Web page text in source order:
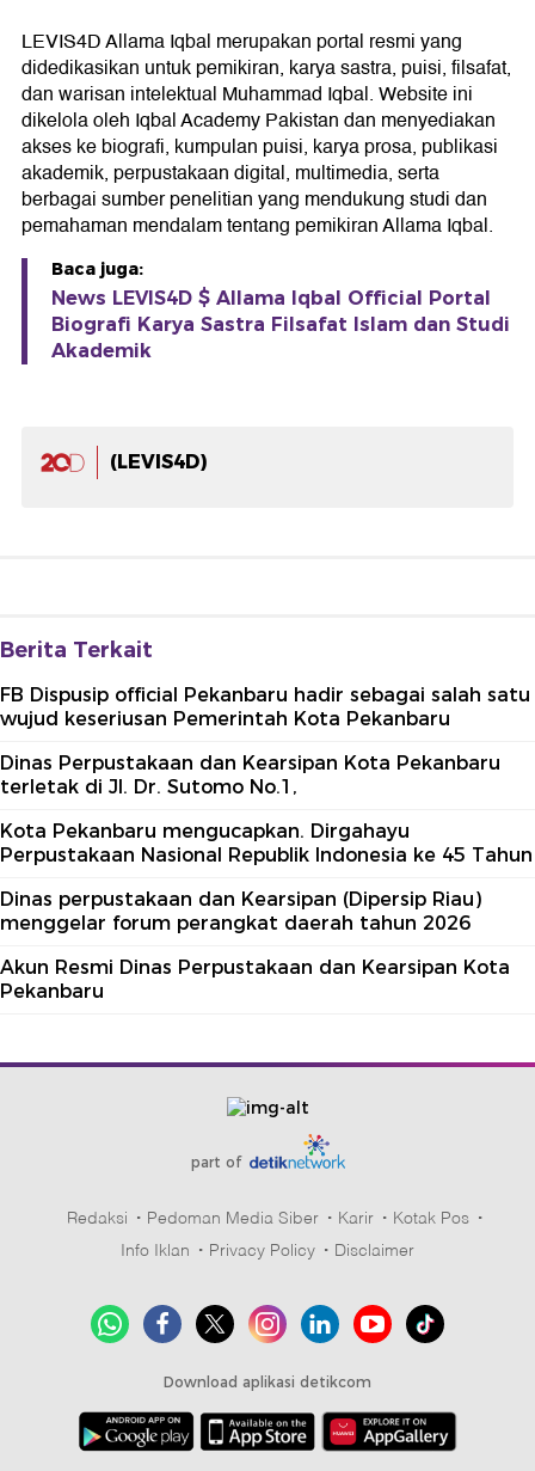
LEVIS4D Allama Iqbal merupakan portal resmi yang
didedikasikan untuk pemikiran, karya sastra, puisi, filsafat,
dan warisan intelektual Muhammad Iqbal. Website ini
dikelola oleh Iqbal Academy Pakistan dan menyediakan
akses ke biografi, kumpulan puisi, karya prosa, publikasi
akademik, perpustakaan digital, multimedia, serta
berbagai sumber penelitian yang mendukung studi dan
pemahaman mendalam tentang pemikiran Allama Iqbal.
Baca juga:
News LEVIS4D $ Allama Iqbal Official Portal
Biografi Karya Sastra Filsafat Islam dan Studi
Akademik
(LEVIS4D)
Berita Terkait
FB Dispusip official Pekanbaru hadir sebagai salah satu
wujud keseriusan Pemerintah Kota Pekanbaru
Dinas Perpustakaan dan Kearsipan Kota Pekanbaru
terletak di Jl. Dr. Sutomo No.1,
Kota Pekanbaru mengucapkan. Dirgahayu
Perpustakaan Nasional Republik Indonesia ke 45 Tahun
Dinas perpustakaan dan Kearsipan (Dipersip Riau)
menggelar forum perangkat daerah tahun 2026
Akun Resmi Dinas Perpustakaan dan Kearsipan Kota
Pekanbaru
part of
Redaksi Pedoman Media Siber Karir
Kotak Pos
Info Iklan
Privacy Policy Disclaimer
Download aplikasi detikcom